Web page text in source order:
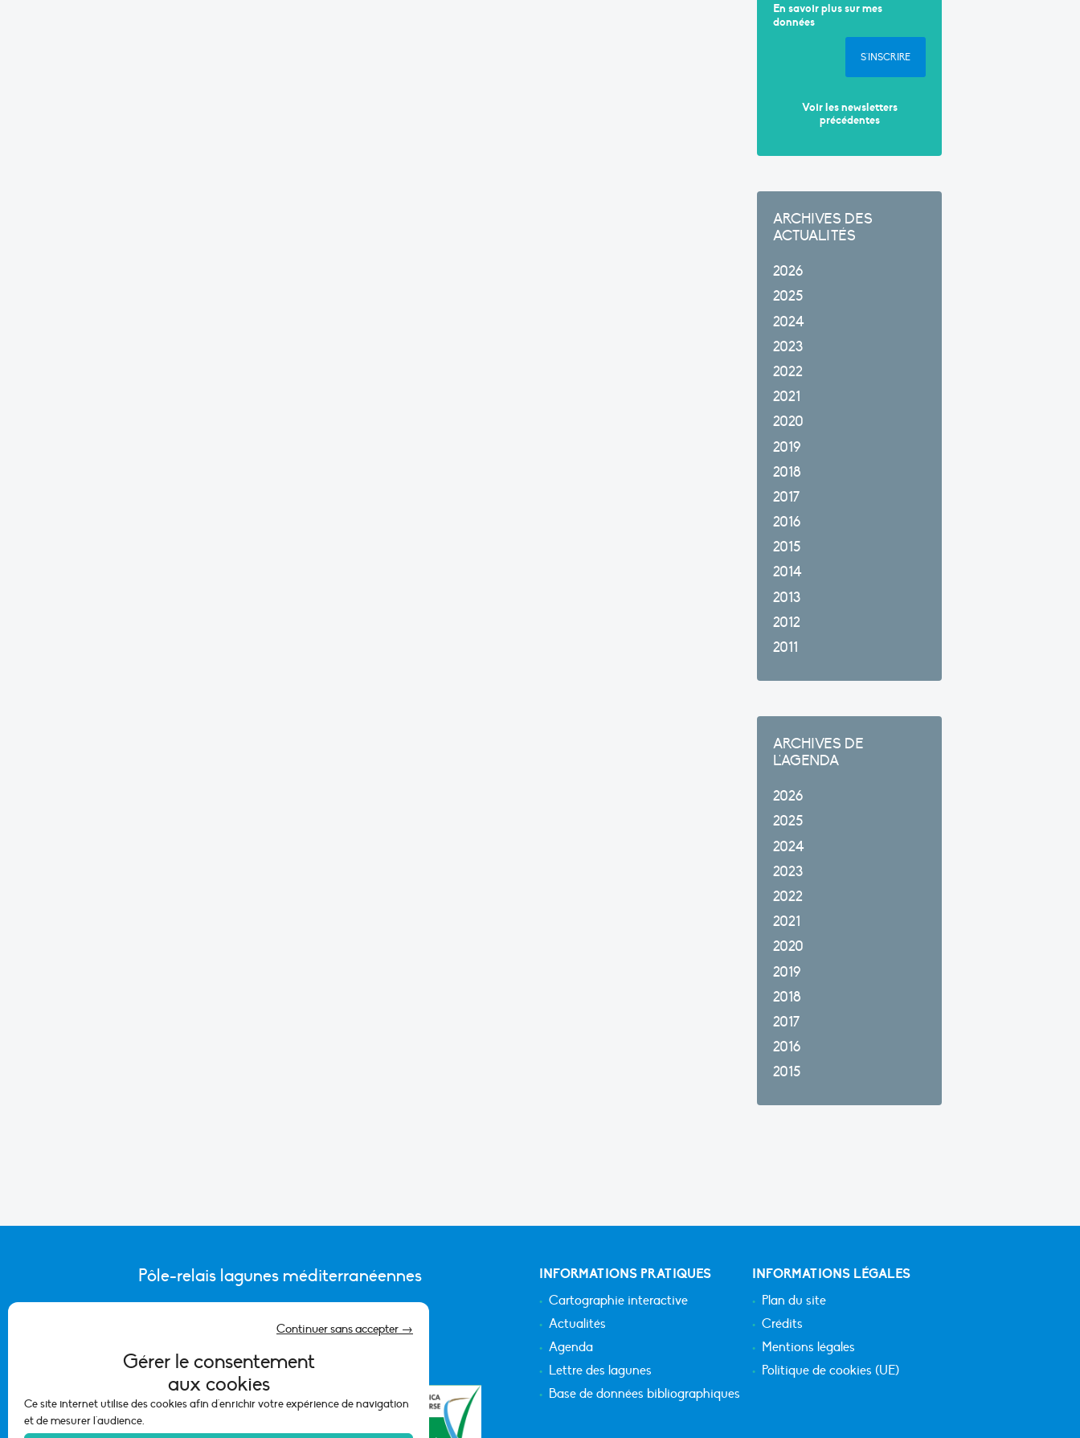
Gérer le consentement
aux cookies
Ce site internet utilise des cookies afin d'enrichir votre expérience de navigation
et de mesurer l'audience.
Continuer sans accepter →
En savoir plus sur mes
données
S'INSCRIRE
Voir les newsletters
précédentes
ARCHIVES DES
ACTUALITÉS
2026
2025
2024
2023
2022
2021
2020
2019
2018
2017
2016
2015
2014
2013
2012
2011
ARCHIVES DE
L'AGENDA
2026
2025
2024
2023
2022
2021
2020
2019
2018
2017
2016
2015
Pôle-relais lagunes méditerranéennes
CONTACTER L’ÉQUIPE DU PÔLE
INFORMATIONS PRATIQUES
Cartographie interactive
Actualités
Agenda
Lettre des lagunes
Base de données bibliographiques
INFORMATIONS LÉGALES
Plan du site
Crédits
Mentions légales
Politique de cookies (UE)